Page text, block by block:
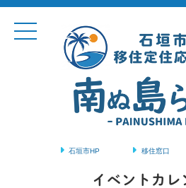
石垣市HP 移住窓口
コンテンツに移動
イベントカレ